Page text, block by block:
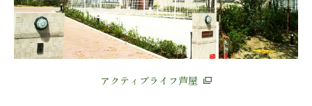
アクティブライフ芦屋